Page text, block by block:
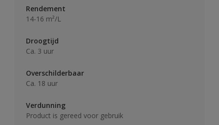
Rendement
14-16 m²/L
Droogtijd
Ca. 3 uur
Overschilderbaar
Ca. 18 uur
Verdunning
Product is gereed voor gebruik